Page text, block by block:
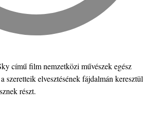
című film nemzetközi művészek egész
szeretteik elvesztésének fájdalmán keresztül
részt.